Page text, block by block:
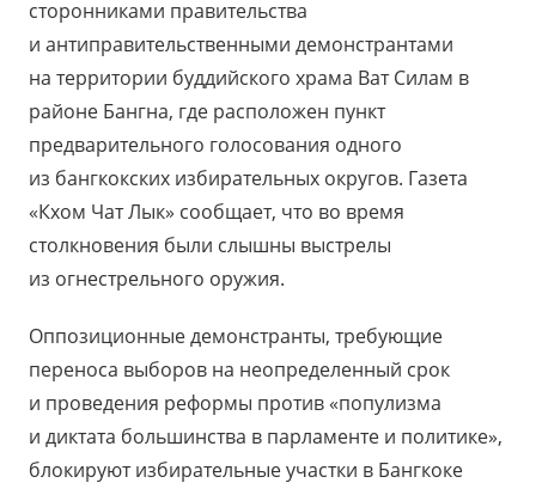
сторонниками правительства
и антиправительственными демонстрантами
на территории буддийского храма Ват Силам в
районе Бангна, где расположен пункт
предварительного голосования одного
из бангкокских избирательных округов. Газета
«Кхом Чат Лык» сообщает, что во время
столкновения были слышны выстрелы
из огнестрельного оружия.
Оппозиционные демонстранты, требующие
переноса выборов на неопределенный срок
и проведения реформы против «популизма
и диктата большинства в парламенте и политике»,
блокируют избирательные участки в Бангкоке